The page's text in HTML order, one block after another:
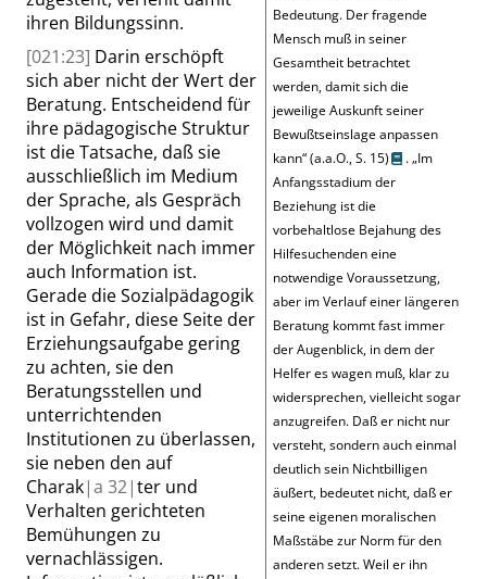
Bedeutung. Der fragende
Mensch muß in seiner
Gesamtheit betrachtet
werden, damit sich die
jeweilige Auskunft seiner
Bewußtseinslage anpassen
kann“(a.a.O.,S. 15) .„Im
Anfangsstadium der
Beziehung ist die
vorbehaltlose Bejahung des
Hilfesuchendeneine
notwendige Voraussetzung,
aber im Verlauf einer längeren
Beratung kommt fast immer
der Augenblick, in dem der
Helfer es wagen muß, klar zu
widersprechen, vielleicht sogar
anzugreifen. Daß er nicht nur
versteht, sondern auch einmal
deutlich sein Nichtbilligen
äußert, bedeutet nicht, daß er
seine eigenen moralischen
Maßstäbe zur Norm für den
anderen setzt. Weil er ihn
ihren Bildungssinn.
[021:23] Darin erschöpft
sich aber nicht der Wert der
Beratung. Entscheidend für
ihre pädagogische Struktur
ist die Tatsache, daß sie
ausschließlich im Medium
der Sprache, als Gespräch
vollzogen wird und damit
der Möglichkeit nach immer
auch Information ist.
Gerade die Sozialpädagogik
ist in Gefahr, diese Seite der
Erziehungsaufgabe gering
zu achten, sie den
Beratungsstellen und
unterrichtenden
Institutionen zu überlassen,
sie neben den auf
Charak|a 32|ter und
Verhalten gerichteten
Bemühungen zu
vernachlässigen.